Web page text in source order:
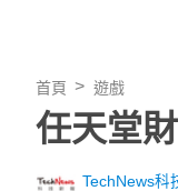
首頁 遊戲
任天堂
TechNews科